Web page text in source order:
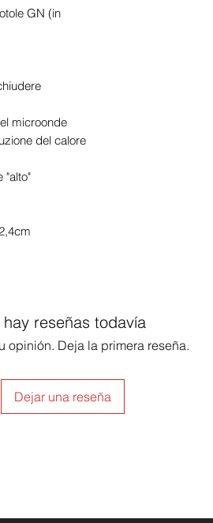
GN (in
microonde
del calore
"alto"
hay reseñas todavía
opinión. Deja la primera reseña.
Dejar una reseña